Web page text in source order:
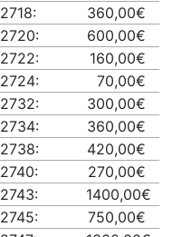
2718:
360,00€
2720:
600,00€
2722:
160,00€
2724:
70,00€
2732:
300,00€
2734:
360,00€
2738:
420,00€
2740:
270,00€
2743:
1400,00€
2745:
750,00€